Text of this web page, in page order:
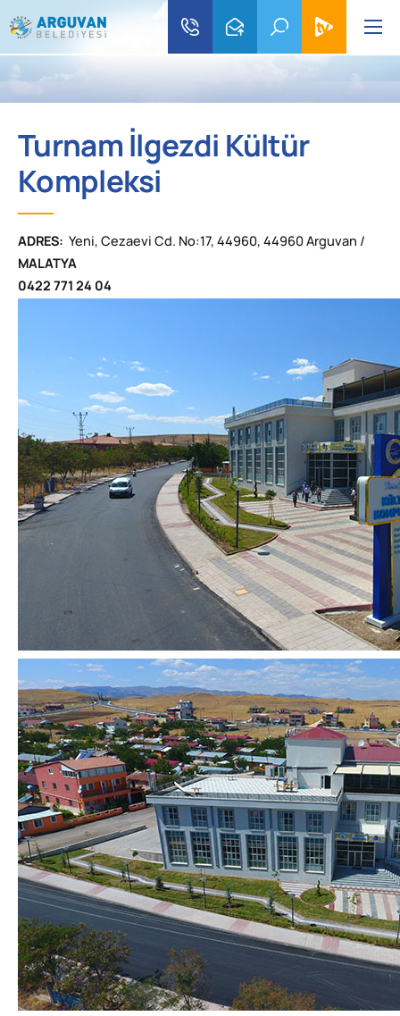
Turnam İlgezdi Kültür
Kompleksi
ADRES: Yeni, Cezaevi Cd. No:17, 44960, 44960 Arguvan /
MALATYA
0422 771 24 04